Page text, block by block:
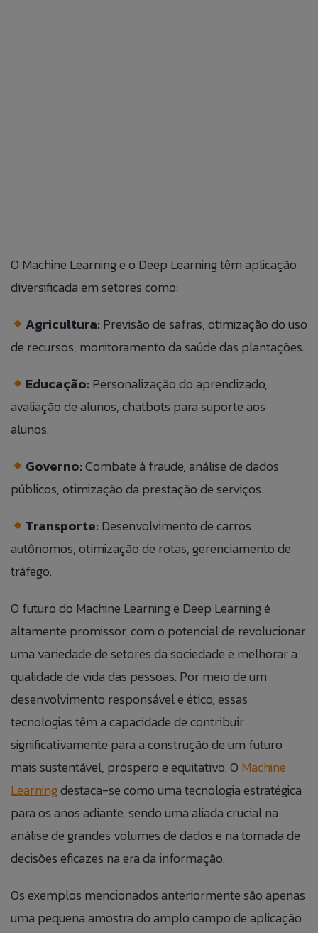
O Machine Learning e o Deep Learning têm aplicação
diversificada em setores como:
Agricultura: Previsão de safras, otimização do uso
de recursos, monitoramento da saúde das plantações.
Educação: Personalização do aprendizado,
avaliação de alunos, chatbots para suporte aos
alunos.
Governo:Combate à fraude, análise de dados
públicos, otimização da prestação de serviços.
Transporte: Desenvolvimento de carros
autônomos, otimização de rotas, gerenciamento de
tráfego.
O futuro do Machine Learning e Deep Learning é
altamente promissor, com o potencial de revolucionar
uma variedade de setores da sociedade e melhorar a
qualidade de vida das pessoas. Por meio de um
desenvolvimento responsável e ético, essas
tecnologias têm a capacidade de contribuir
significativamente para a construção de um futuro
mais sustentável, próspero e equitativo. O Machine
Learningdestaca-se como uma tecnologia estratégica
para os anos adiante, sendo uma aliada crucial na
análise de grandes volumes de dados e na tomada de
decisões eficazes na era da informação.
Os exemplos mencionados anteriormente são apenas
uma pequena amostra do amplo campo de aplicação
Fale Conosco
maneira anônima, você pode fazê-lo clicando no
botão ao lado:
Talk to Us
If you want to make a complaint anonymously,
you can do so by clicking the button to the side:
Banco de
Currículos
Preencha as informações abaixo para
adicionar suas informações ao nosso banco
de currículos.